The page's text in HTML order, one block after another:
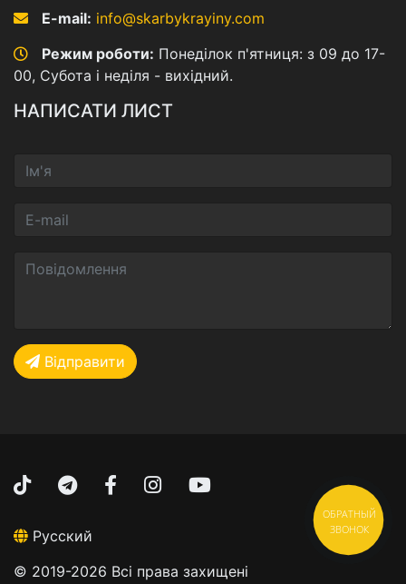
E-mail: info@skarbykrayiny.com
Режим роботи: Понеділок п'ятниця: з 09 до 17-
00, Субота і неділя - вихідний.
НАПИСАТИ ЛИСТ
Відправити
© 2019-2026 Всі права захищені
Русский
ОБРАТНЫЙ
ЗВОНОК